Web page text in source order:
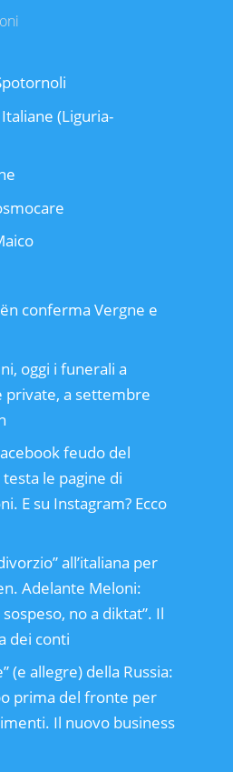
(Liguria-
conferma Vergne e
oggi i funerali a
private, a settembre
feudo del
le pagine di
E su Instagram? Ecco
all’italiana per
Adelante Meloni:
sospeso, no a diktat”. Il
dei conti
(e allegre) della Russia:
prima del fronte per
Il nuovo business